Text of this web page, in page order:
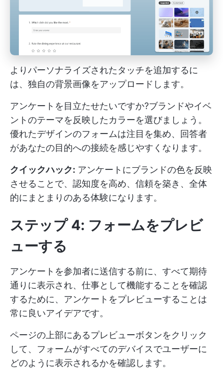
よりパーソナライズされたタッチを追加するに
は、独自の背景画像をアップロードします。
アンケートを目立たせたいですか?ブランドやイベ
ントのテーマを反映したカラーを選びましょう。
優れたデザインのフォームは注目を集め、回答者
があなたの目的への接続を感じやすくなります。
クイックハック: アンケートにブランドの色を反映
させることで、認知度を高め、信頼を築き、全体
的にまとまりのある体験になります。
ステップ 4: フォームをプレビ
ューする
アンケートを参加者に送信する前に、すべて期待
通りに表示され、仕事として機能することを確認
するために、アンケートをプレビューすることは
常に良いアイデアです。
ページの上部にあるプレビューボタンをクリック
して、フォームがすべてのデバイスでユーザーに
どのように表示されるかを確認します。